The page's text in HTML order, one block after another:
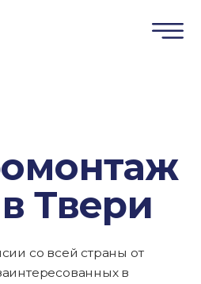
Твери
со всей страны от
в